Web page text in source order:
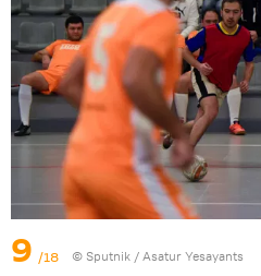
9 /18 © Sputnik / Asatur Yesayants